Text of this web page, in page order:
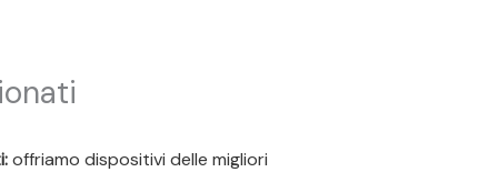
offriamo dispositivi delle migliori